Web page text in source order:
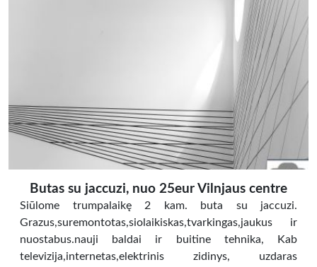
Butas su jaccuzi, nuo 25eur Vilnjaus centre
Siūlome trumpalaikę 2 kam. buta su jaccuzi.
Grazus,suremontotas,siolaikiskas,tvarkingas,jaukus ir
nuostabus.nauji baldai ir buitine tehnika, Kab
televizija,internetas,elektrinis zidinys, uzdaras